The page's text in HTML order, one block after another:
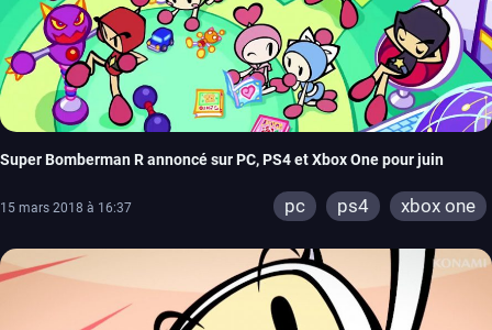
Super Bomberman R annoncé sur PC, PS4 et Xbox One pour juin
15 mars 2018 à 16:37 pc ps4 xbox one